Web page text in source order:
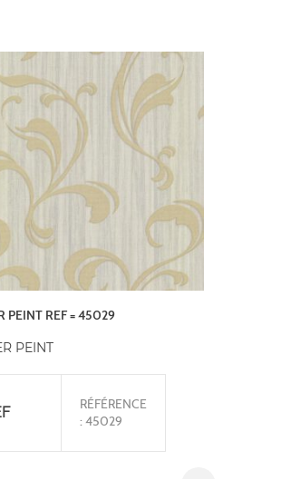
PEINT REF = 45029
PEINT
RÉFÉRENCE
: 45029